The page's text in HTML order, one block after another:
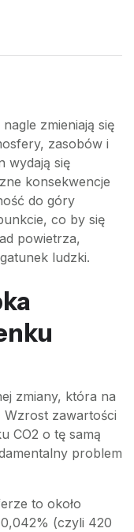
zmieniają się
zasobów i
wydają się
konsekwencje
do góry
co by się
powietrza,
ludzki.
zmiany, która na
zawartości
CO2 o tę samą
problem
to około
(czyli 420